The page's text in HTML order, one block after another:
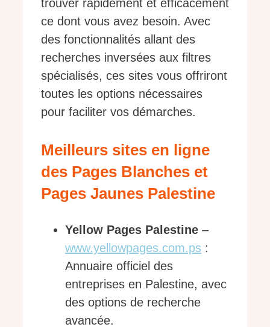
trouver rapidement et efficacement
ce dont vous avez besoin. Avec
des fonctionnalités allant des
recherches inversées aux filtres
spécialisés, ces sites vous offriront
toutes les options nécessaires
pour faciliter vos démarches.
Meilleurs sites en ligne
des Pages Blanches et
Pages Jaunes Palestine
Yellow Pages Palestine –
www.yellowpages.com.ps :
Annuaire officiel des
entreprises en Palestine, avec
des options de recherche
avancée.